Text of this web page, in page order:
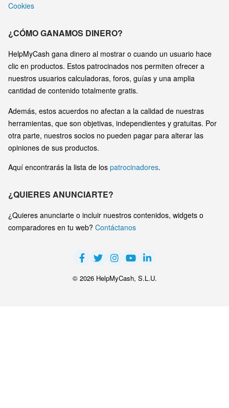
Cookies
¿CÓMO GANAMOS DINERO?
HelpMyCash gana dinero al mostrar o cuando un usuario hace
clic en productos. Estos patrocinados nos permiten ofrecer a
nuestros usuarios calculadoras, foros, guías y una amplia
cantidad de contenido totalmente gratis.
Además, estos acuerdos no afectan a la calidad de nuestras
herramientas, que son objetivas, independientes y gratuitas. Por
otra parte, nuestros socios no pueden pagar para alterar las
opiniones de sus productos.
Aquí encontrarás la lista de los patrocinadores.
¿QUIERES ANUNCIARTE?
¿Quieres anunciarte o incluir nuestros contenidos, widgets o
comparadores en tu web? Contáctanos
© 2026 HelpMyCash, S.L.U.